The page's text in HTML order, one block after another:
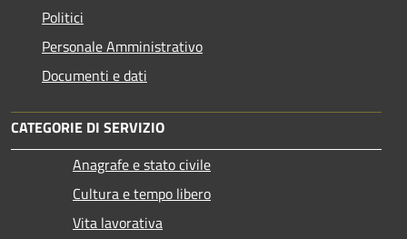
Politici
Personale Amministrativo
Documenti e dati
CATEGORIE DI SERVIZIO
Anagrafe e stato civile
Cultura e tempo libero
Vita lavorativa